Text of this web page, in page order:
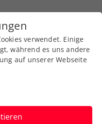
verwendet. Einige
während es uns andere
auf unserer Webseite